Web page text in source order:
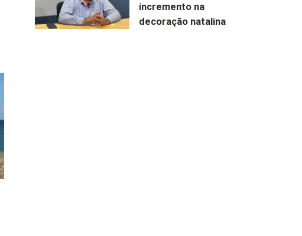
incremento na
decoração natalina